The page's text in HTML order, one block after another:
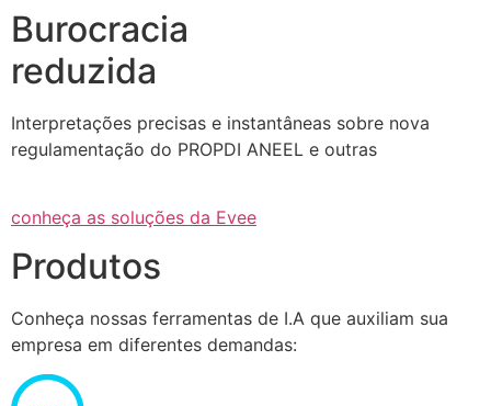
Burocracia
reduzida
Interpretações precisas e instantâneas sobre nova
regulamentação do PROPDI ANEEL e outras
conheça as soluções da Evee
Produtos
Conheça nossas ferramentas de I.A que auxiliam sua
empresa em diferentes demandas: